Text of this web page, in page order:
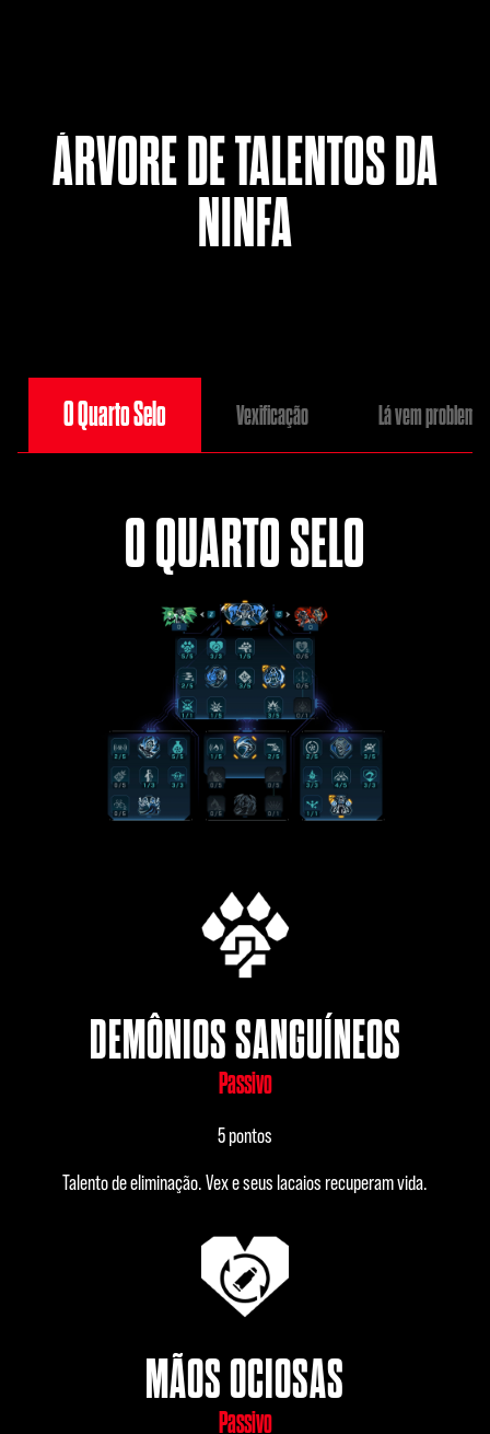
ÁRVORE DE TALENTOS DA
NINFA
O Quarto Selo Vexificação Lá vem problema!
O QUARTO SELO
DEMÔNIOS SANGUÍNEOS
Passivo
5 pontos
Talento de eliminação. Vex e seus lacaios recuperam vida.
MÃOS OCIOSAS
Passivo